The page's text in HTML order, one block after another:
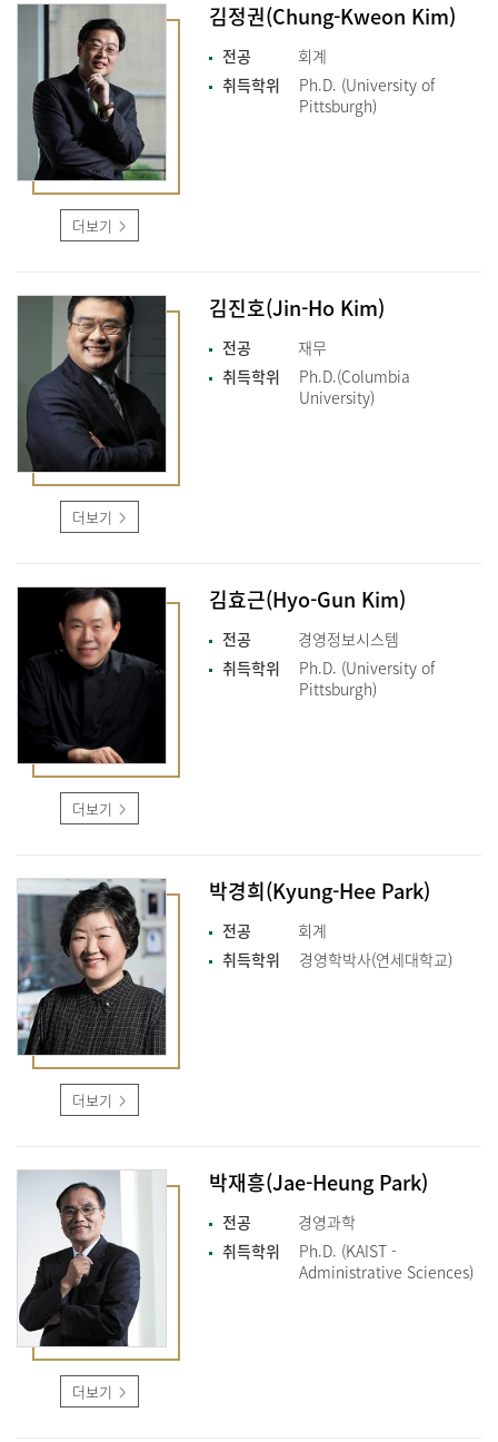
더보기
김정권(Chung-Kweon Kim)
전공
회계
취득학위
Ph.D. (University of
Pittsburgh)
더보기
김진호(Jin-Ho Kim)
전공
재무
취득학위
Ph.D.(Columbia
University)
더보기
김효근(Hyo-Gun Kim)
전공
경영정보시스템
취득학위
Ph.D. (University of
Pittsburgh)
더보기
박경희(Kyung-Hee Park)
전공
회계
취득학위
경영학박사(연세대학교)
더보기
박재흥(Jae-Heung Park)
전공
경영과학
취득학위
Ph.D. (KAIST -
Administrative Sciences)